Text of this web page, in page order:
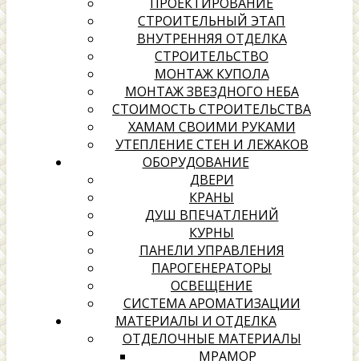
СТРОИТЕЛЬНЫЙ ЭТАП
ВНУТРЕННЯЯ ОТДЕЛКА
СТРОИТЕЛЬСТВО
МОНТАЖ КУПОЛА
МОНТАЖ ЗВЕЗДНОГО НЕБА
СТОИМОСТЬ СТРОИТЕЛЬСТВА
ХАМАМ СВОИМИ РУКАМИ
УТЕПЛЕНИЕ СТЕН И ЛЕЖАКОВ
ОБОРУДОВАНИЕ
ДВЕРИ
КРАНЫ
ДУШ ВПЕЧАТЛЕНИЙ
КУРНЫ
ПАНЕЛИ УПРАВЛЕНИЯ
ПАРОГЕНЕРАТОРЫ
ОСВЕЩЕНИЕ
СИСТЕМА АРОМАТИЗАЦИИ
МАТЕРИАЛЫ И ОТДЕЛКА
ОТДЕЛОЧНЫЕ МАТЕРИАЛЫ
МРАМОР